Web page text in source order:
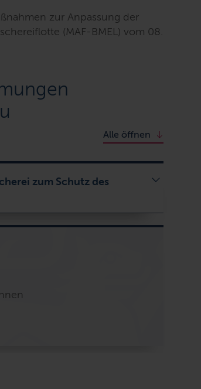
zur Anpassung der
(MAF-BMEL) vom 08.
Alle öffnen
zum Schutz des